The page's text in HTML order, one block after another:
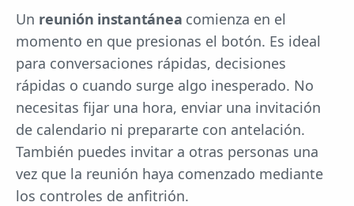
Un reunión instantánea comienza en el
momento en que presionas el botón. Es ideal
para conversaciones rápidas, decisiones
rápidas o cuando surge algo inesperado. No
necesitas fijar una hora, enviar una invitación
de calendario ni prepararte con antelación.
También puedes invitar a otras personas una
vez que la reunión haya comenzado mediante
los controles de anfitrión.